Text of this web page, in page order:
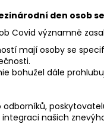
den osob
Covid významně
mají osoby se
bohužel dále
našich